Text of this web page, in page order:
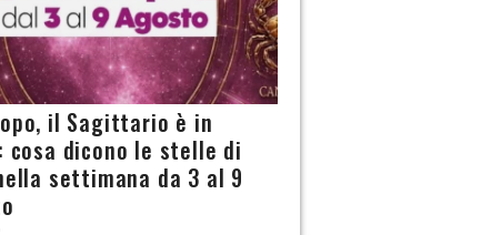
il Sagittario è in
cosa dicono le stelle di
settimana da 3 al 9